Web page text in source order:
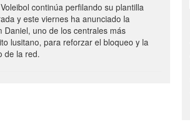
continúa perfilando su plantilla
y este viernes ha anunciado la
Daniel, uno de los centrales más
lusitano, para reforzar el bloqueo y la
de la red.